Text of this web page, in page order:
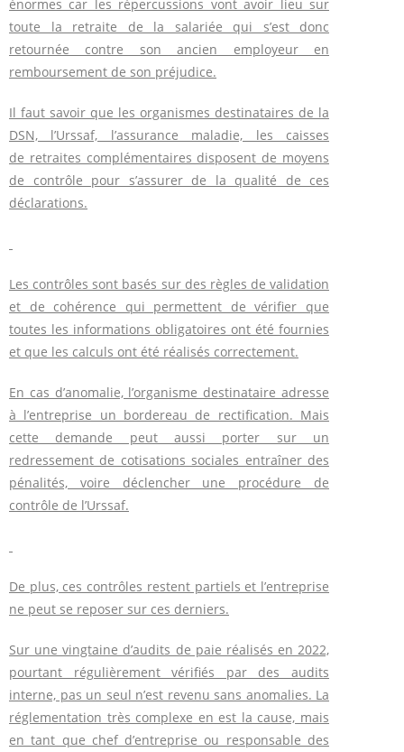
énormes car les répercussions vont avoir lieu sur
toute la retraite de la salariée qui s’est donc
retournée contre son ancien employeur en
remboursement de son préjudice.
Il faut savoir que les organismes destinataires de la
DSN, l’Urssaf, l’assurance maladie, les caisses
de retraites complémentaires disposent de moyens
de contrôle pour s’assurer de la qualité de ces
déclarations.
Les contrôles sont basés sur des règles de validation
et de cohérence qui permettent de vérifier que
toutes les informations obligatoires ont été fournies
et que les calculs ont été réalisés correctement.
En cas d’anomalie, l’organisme destinataire adresse
à l’entreprise un bordereau de rectification. Mais
cette demande peut aussi porter sur un
redressement de cotisations sociales entraîner des
pénalités, voire déclencher une procédure de
contrôle de l’Urssaf.
De plus, ces contrôles restent partiels et l’entreprise
ne peut se reposer sur ces derniers.
Sur une vingtaine d’audits de paie réalisés en 2022,
pourtant régulièrement vérifiés par des audits
interne, pas un seul n’est revenu sans anomalies. La
réglementation très complexe en est la cause, mais
en tant que chef d’entreprise ou responsable des